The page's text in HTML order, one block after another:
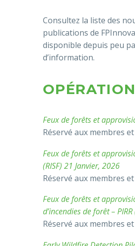
Consultez la liste des
publications de
disponible depuis peu
d’information.
Feux de forêts et
Réservé aux membres
Feux de forêts et
(RISF) 21 Janvier, 2026
Réservé aux membres
Feux de forêts et
d’incendies de forêt –
Réservé aux membres